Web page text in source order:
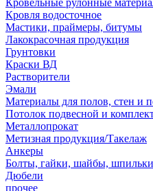
Кровельные рулонные
Кровля водосточное
Мастики, праймеры, битумы
Лакокрасочная продукция
Грунтовки
Краски ВД
Растворители
Эмали
Материалы для полов, стен и
Потолок подвесной и
Металлопрокат
Метизная продукция/Такелаж
Анкеры
Болты, гайки, шайбы, шпильки
Дюбели
прочее